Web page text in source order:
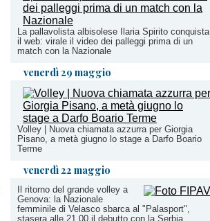
La pallavolista albisolese Ilaria Spirito conquista
il web: virale il video dei palleggi prima di un
match con la Nazionale
venerdì 29 maggio
Volley | Nuova chiamata azzurra per Giorgia
Pisano, a metà giugno lo stage a Darfo Boario
Terme
venerdì 22 maggio
Il ritorno del grande volley a
Genova: la Nazionale
femminile di Velasco sbarca al "Palasport",
stasera alle 21.00 il debutto con la Serbia